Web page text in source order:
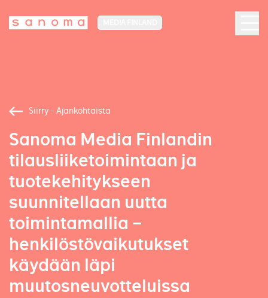
Siirry - Ajankohtaista
Sanoma Media Finlandin
tilausliiketoimintaan ja
tuotekehitykseen
suunnitellaan uutta
toimintamallia –
henkilöstövaikutukset
käydään läpi
muutosneuvotteluissa